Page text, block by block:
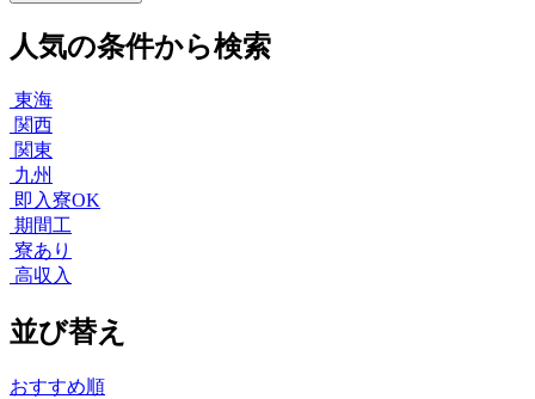
人気の条件から検索
東海
関西
関東
九州
即入寮OK
期間工
寮あり
高収入
並び替え
おすすめ順